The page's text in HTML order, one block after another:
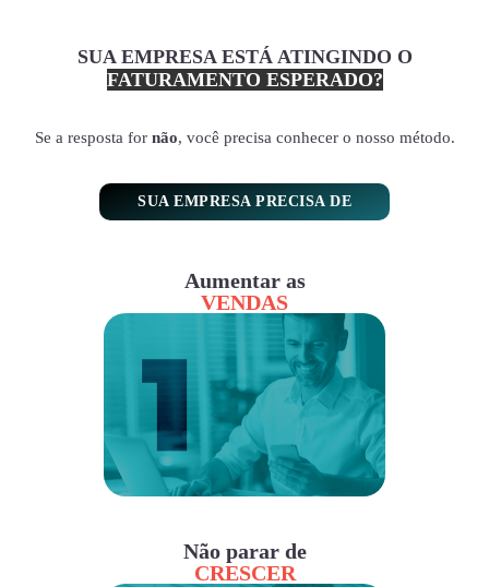
SUA EMPRESA ESTÁ ATINGINDO O
FATURAMENTO ESPERADO?
Se a resposta for não, você precisa conhecer o nosso método.
SUA EMPRESA PRECISA DE
Aumentar as
VENDAS
Não parar de
CRESCER